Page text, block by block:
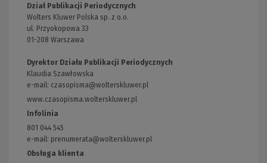
Dział Publikacji Periodycznych
Wolters Kluwer Polska sp. z o.o.
ul. Przyokopowa 33
01-208 Warszawa
Dyrektor Działu Publikacji Periodycznych
Klaudia Szawłowska
e-mail: czasopisma@wolterskluwer.pl
www.czasopisma.wolterskluwer.pl
Infolinia
801 044 545
e-mail: prenumerata@wolterskluwer.pl
Obsługa klienta